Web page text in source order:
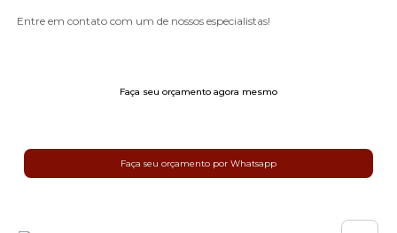
Entre em contato com um de nossos especialistas!
Faça seu orçamento agora mesmo
Faça seu orçamento por Whatsapp